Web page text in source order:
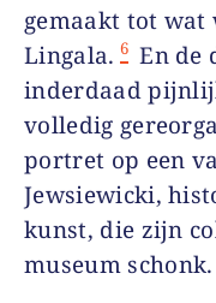
gemaakt tot
Lingala. 6 En de
inderdaad
volledig
portret op een
Jewsiewicki,
kunst, die zijn
museum schonk.